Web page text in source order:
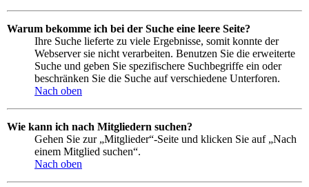
Warum bekomme ich bei der Suche eine leere Seite?
Ihre Suche lieferte zu viele Ergebnisse, somit konnte der
Webserver sie nicht verarbeiten. Benutzen Sie die erweiterte
Suche und geben Sie spezifischere Suchbegriffe ein oder
beschränken Sie die Suche auf verschiedene Unterforen.
Nach oben
Wie kann ich nach Mitgliedern suchen?
Gehen Sie zur „Mitglieder“-Seite und klicken Sie auf „Nach
einem Mitglied suchen“.
Nach oben